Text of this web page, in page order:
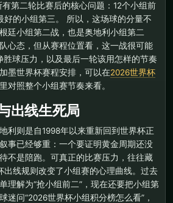
第二轮比赛后的核心问题：12个小组前
好的小组第三。 所以，这场球的分量不
廷小组第二战，也是奥地利小组第二
心态，但从赛程位置看，这一战很可能
球压力，以及最后一轮该用怎样的节奏
墨世界杯赛程安排，可以在2026世界杯
里对照整个小组赛节奏来看。
出线生死局
利则是自1998年以来重新回到世界杯正
事已经够重：一个要证明黄金周期还没
不是陪跑。可真正的比赛压力，往往藏
出线规则改变了小组赛的心理曲线。过去
理解为“抢小组前二”，现在还要把小组第
迷问“2026世界杯小组积分榜怎么看”，